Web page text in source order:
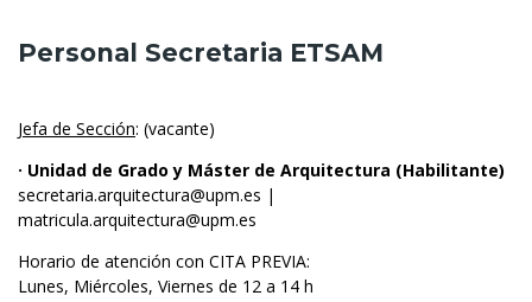
Personal Secretaria ETSAM
Jefa de Sección: (vacante)
· Unidad de Grado y Máster de Arquitectura (Habilitante)
secretaria.arquitectura@upm.es |
matricula.arquitectura@upm.es
Horario de atención con CITA PREVIA:
Lunes, Miércoles, Viernes de 12 a 14 h